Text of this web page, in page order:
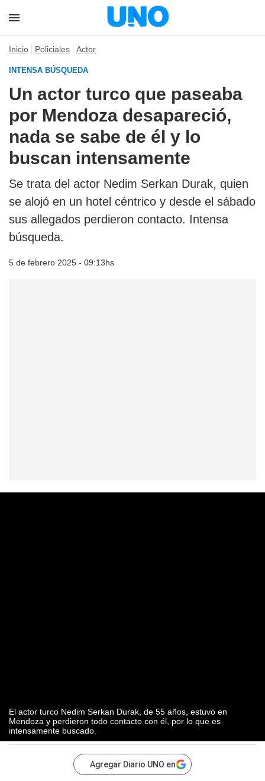
Inicio Policiales Actor
INTENSA BÚSQUEDA
Un actor turco que paseaba
por Mendoza desapareció,
nada se sabe de él y lo
buscan intensamente
Se trata del actor Nedim Serkan Durak, quien
se alojó en un hotel céntrico y desde el sábado
sus allegados perdieron contacto. Intensa
búsqueda.
5 de febrero 2025 - 09:13hs
El actor turco Nedim Serkan Durak, de 55 años, estuvo en
Mendoza y perdieron todo contacto con él, por lo que es
intensamente buscado.
Agregar Diario UNO en